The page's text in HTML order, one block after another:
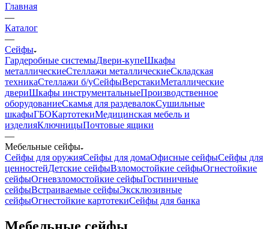
Главная
—
Каталог
—
Сейфы
Гардеробные системыДвери-купеШкафы
металлическиеСтеллажи металлическиеСкладская
техникаСтеллажи б/уСейфыВерстакиМеталлические
двериШкафы инструментальныеПроизводственное
оборудованиеСкамья для раздевалокСушильные
шкафыГБОКартотекиМедицинская мебель и
изделияКлючницыПочтовые ящики
—
Мебельные сейфы
Сейфы для оружияСейфы для домаОфисные сейфыСейфы для
ценностейДетские сейфыВзломостойкие сейфыОгнестойкие
сейфыОгневзломостойкие сейфыГостиничные
сейфыВстраиваемые сейфыЭксклюзивные
сейфыОгнестойкие картотекиСейфы для банка